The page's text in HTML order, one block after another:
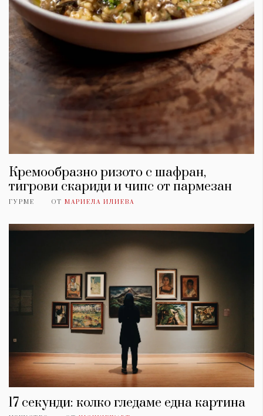
Кремообразно ризото с шафран,
тигрови скариди и чипс от пармезан
ГУРМЕ ОТ МАРИЕЛА ИЛИЕВА
17 секунди: колко гледаме една картина